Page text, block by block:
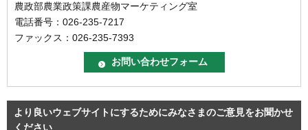
農政部農業政策課農産物マーケティング室
電話番号：026-235-7217
ファックス：026-235-7393
より良いウェブサイトにするためにみなさまのご意見をお聞かせ
ください